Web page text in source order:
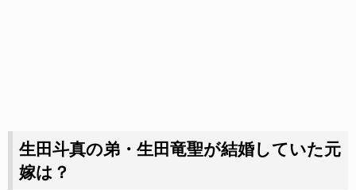
生田斗真の弟・生田竜聖が結婚していた元
嫁は？